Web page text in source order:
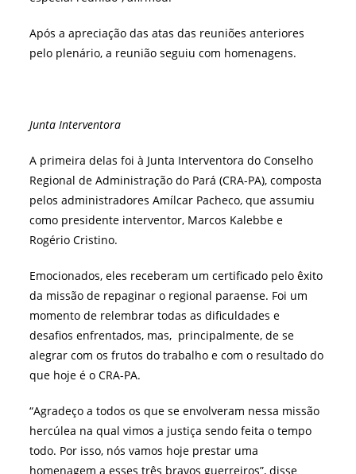
Após a apreciação das atas das reuniões anteriores
pelo plenário, a reunião seguiu com homenagens.
Junta Interventora
A primeira delas foi à Junta Interventora do Conselho
Regional de Administração do Pará (CRA-PA), composta
pelos administradores Amílcar Pacheco, que assumiu
como presidente interventor, Marcos Kalebbe e
Rogério Cristino.
Emocionados, eles receberam um certificado pelo êxito
da missão de repaginar o regional paraense. Foi um
momento de relembrar todas as dificuldades e
desafios enfrentados, mas, principalmente, de se
alegrar com os frutos do trabalho e com o resultado do
que hoje é o CRA-PA.
“Agradeço a todos os que se envolveram nessa missão
hercúlea na qual vimos a justiça sendo feita o tempo
todo. Por isso, nós vamos hoje prestar uma
homenagem a esses três bravos guerreiros”, disse